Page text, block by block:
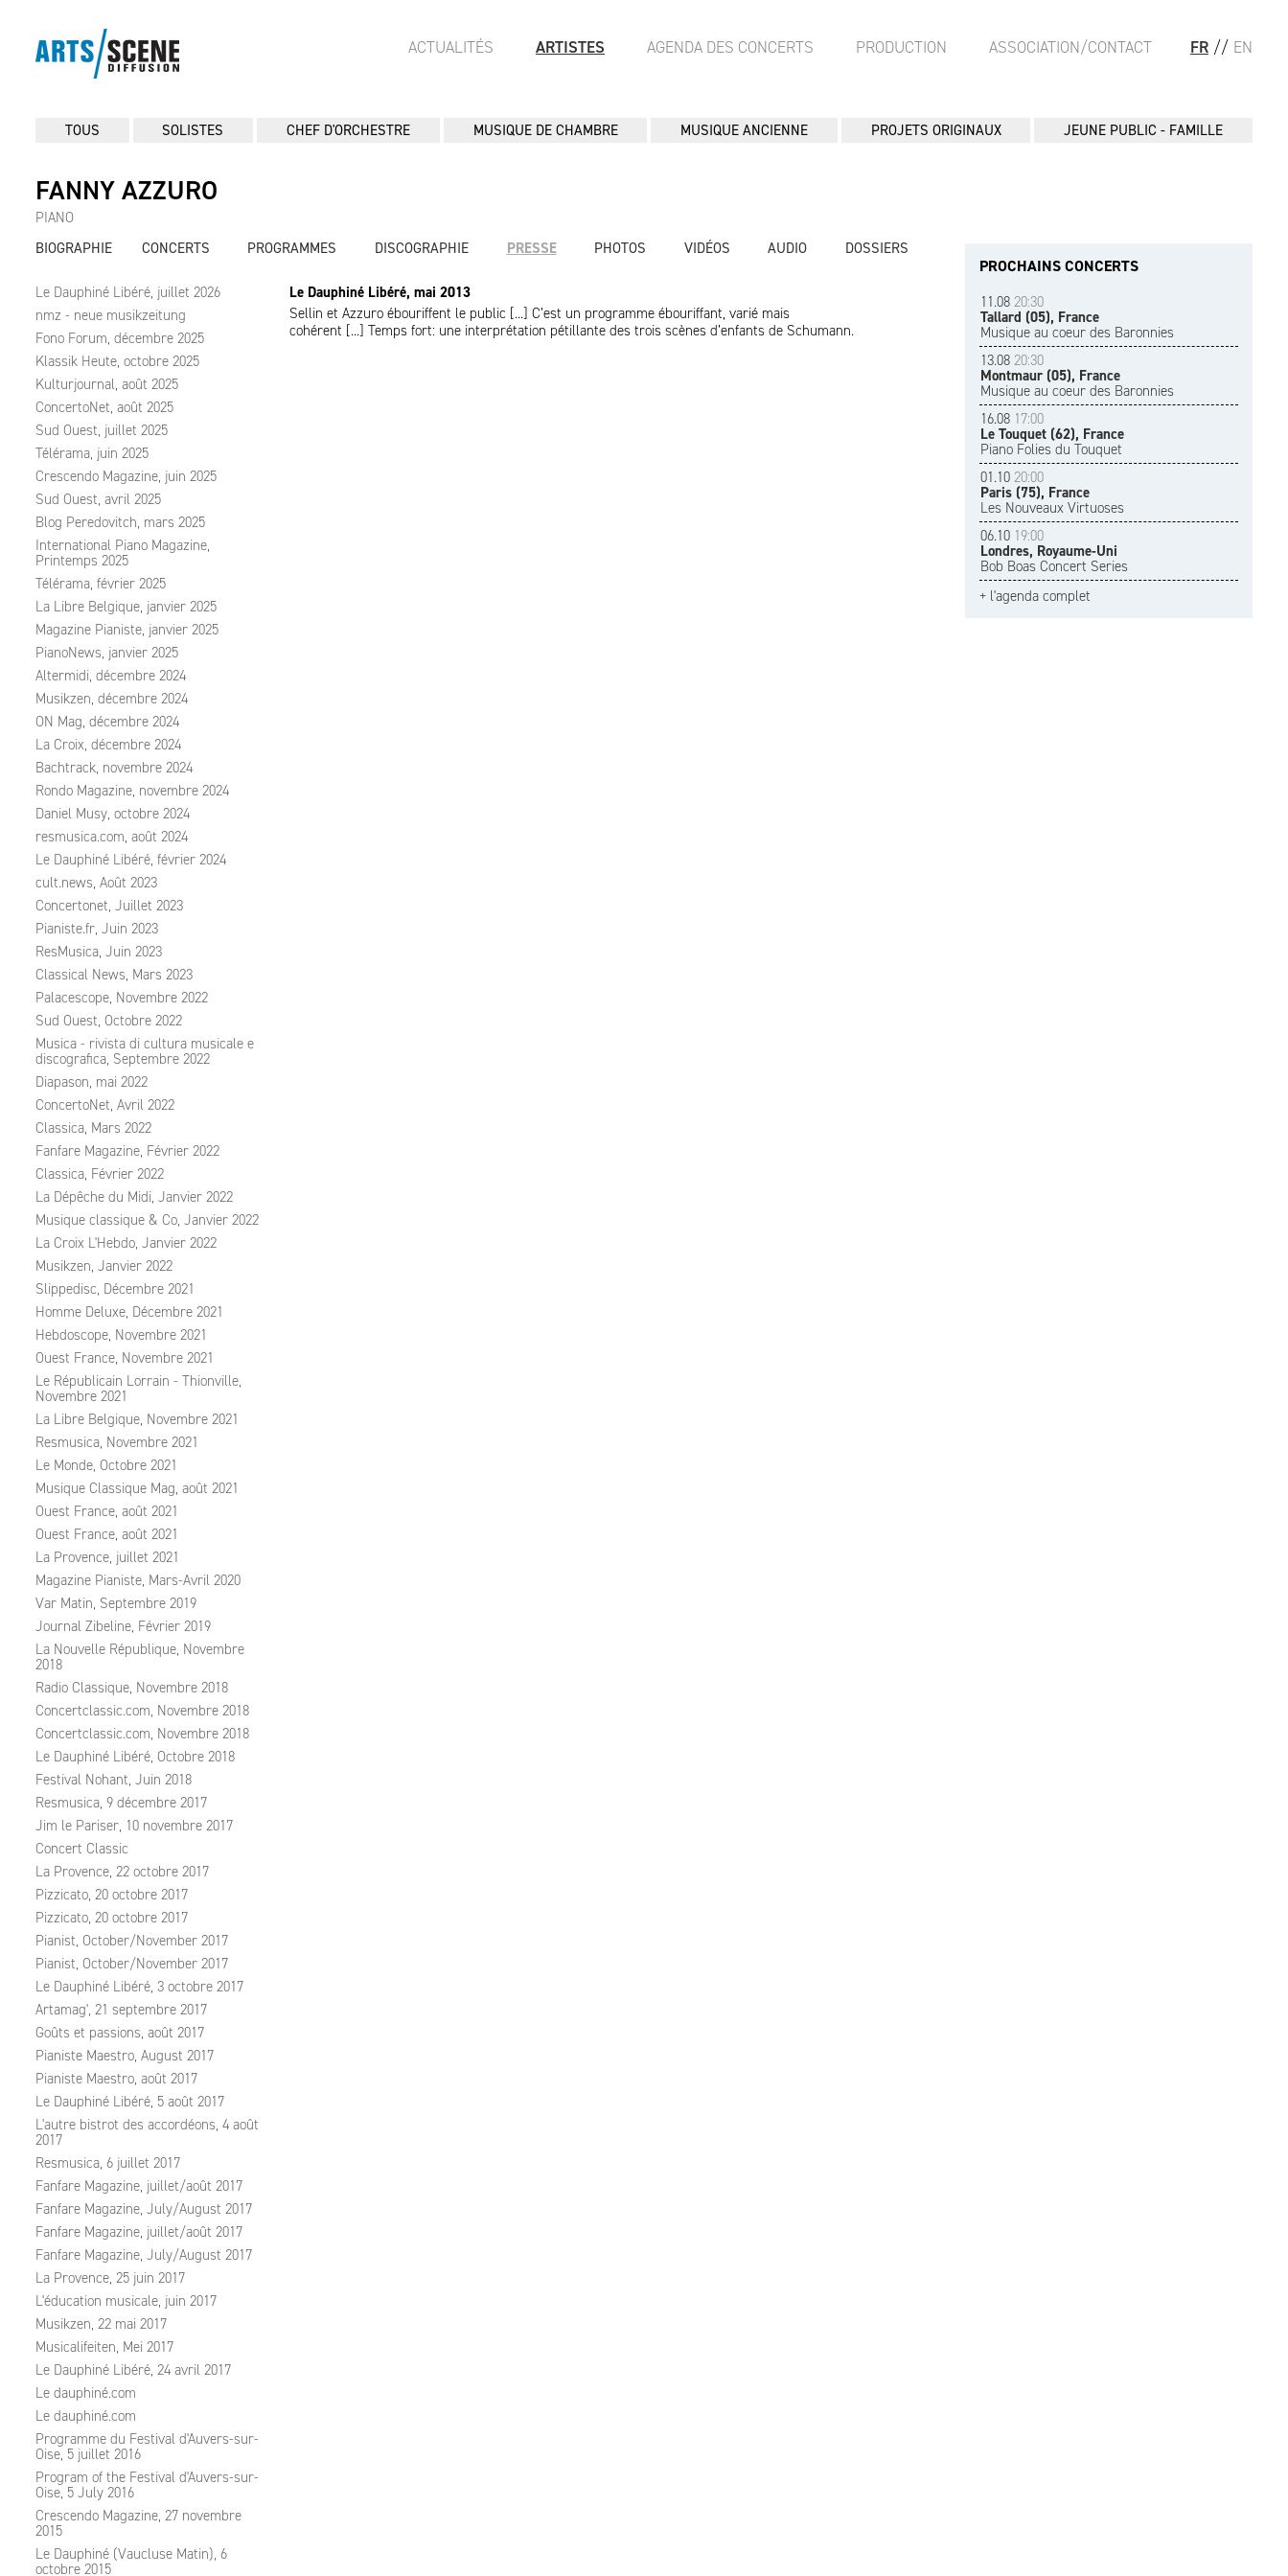
FR // EN
ACTUALITÉS ARTISTES AGENDA DES CONCERTS PRODUCTION ASSOCIATION/CONTACT
TOUS SOLISTES CHEF D'ORCHESTRE MUSIQUE DE CHAMBRE MUSIQUE ANCIENNE PROJETS ORIGINAUX JEUNE PUBLIC - FAMILLE
FANNY AZZURO
PIANO
BIOGRAPHIE
CONCERTS PROGRAMMES DISCOGRAPHIE PRESSE PHOTOS VIDÉOS AUDIO DOSSIERS
Le Dauphiné Libéré, juillet 2026
nmz - neue musikzeitung
Fono Forum, décembre 2025
Klassik Heute, octobre 2025
Kulturjournal, août 2025
ConcertoNet, août 2025
Sud Ouest, juillet 2025
Télérama, juin 2025
Crescendo Magazine, juin 2025
Sud Ouest, avril 2025
Blog Peredovitch, mars 2025
International Piano Magazine,
Printemps 2025
Télérama, février 2025
La Libre Belgique, janvier 2025
Magazine Pianiste, janvier 2025
PianoNews, janvier 2025
Altermidi, décembre 2024
Musikzen, décembre 2024
ON Mag, décembre 2024
La Croix, décembre 2024
Bachtrack, novembre 2024
Rondo Magazine, novembre 2024
Daniel Musy, octobre 2024
resmusica.com, août 2024
Le Dauphiné Libéré, février 2024
cult.news, Août 2023
Concertonet, Juillet 2023
Pianiste.fr, Juin 2023
ResMusica, Juin 2023
Classical News, Mars 2023
Palacescope, Novembre 2022
Sud Ouest, Octobre 2022
Musica - rivista di cultura musicale e
discografica, Septembre 2022
Diapason, mai 2022
ConcertoNet, Avril 2022
Classica, Mars 2022
Fanfare Magazine, Février 2022
Classica, Février 2022
La Dépêche du Midi, Janvier 2022
Musique classique & Co, Janvier 2022
La Croix L'Hebdo, Janvier 2022
Musikzen, Janvier 2022
Slippedisc, Décembre 2021
Homme Deluxe, Décembre 2021
Hebdoscope, Novembre 2021
Ouest France, Novembre 2021
Le Républicain Lorrain - Thionville,
Novembre 2021
La Libre Belgique, Novembre 2021
Resmusica, Novembre 2021
Le Monde, Octobre 2021
Musique Classique Mag, août 2021
Ouest France, août 2021
Ouest France, août 2021
La Provence, juillet 2021
Magazine Pianiste, Mars-Avril 2020
Var Matin, Septembre 2019
Journal Zibeline, Février 2019
La Nouvelle République, Novembre
2018
Radio Classique, Novembre 2018
Concertclassic.com, Novembre 2018
Concertclassic.com, Novembre 2018
Le Dauphiné Libéré, Octobre 2018
Festival Nohant, Juin 2018
Resmusica, 9 décembre 2017
Jim le Pariser, 10 novembre 2017
Concert Classic
La Provence, 22 octobre 2017
Pizzicato, 20 octobre 2017
Pizzicato, 20 octobre 2017
Pianist, October/November 2017
Pianist, October/November 2017
Le Dauphiné Libéré, 3 octobre 2017
Artamag', 21 septembre 2017
Goûts et passions, août 2017
Pianiste Maestro, August 2017
Pianiste Maestro, août 2017
Le Dauphiné Libéré, 5 août 2017
L'autre bistrot des accordéons, 4 août
2017
Resmusica, 6 juillet 2017
Fanfare Magazine, juillet/août 2017
Fanfare Magazine, July/August 2017
Fanfare Magazine, juillet/août 2017
Fanfare Magazine, July/August 2017
La Provence, 25 juin 2017
L'éducation musicale, juin 2017
Musikzen, 22 mai 2017
Musicalifeiten, Mei 2017
Le Dauphiné Libéré, 24 avril 2017
Le dauphiné.com
Le dauphiné.com
Programme du Festival d'Auvers-sur-
Oise, 5 juillet 2016
Program of the Festival d'Auvers-sur-
Oise, 5 July 2016
Crescendo Magazine, 27 novembre
2015
Le Dauphiné (Vaucluse Matin), 6
octobre 2015
Le Dauphiné Libéré, mai 2013
Sellin et Azzuro ébouriffent le public [...] C’est un programme ébouriffant, varié mais
cohérent [...] Temps fort: une interprétation pétillante des trois scènes d’enfants de Schumann.
PROCHAINS CONCERTS
11.08 20:30
Tallard (05), France
Musique au coeur des Baronnies
13.08 20:30
Montmaur (05), France
Musique au coeur des Baronnies
16.08 17:00
Le Touquet (62), France
Piano Folies du Touquet
01.10 20:00
Paris (75), France
Les Nouveaux Virtuoses
06.10 19:00
Londres, Royaume-Uni
Bob Boas Concert Series
+ l'agenda complet